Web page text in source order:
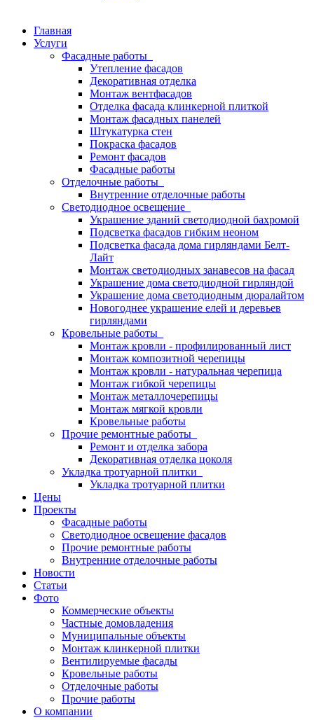
Главная
Услуги
Фасадные работы
Утепление фасадов
Декоративная отделка
Монтаж вентфасадов
Отделка фасада клинкерной плиткой
Монтаж фасадных панелей
Штукатурка стен
Покраска фасадов
Ремонт фасадов
Фасадные работы
Отделочные работы
Внутренние отделочные работы
Светодиодное освещение
Украшение зданий светодиодной бахромой
Подсветка фасадов гибким неоном
Подсветка фасада дома гирляндами Белт-
Лайт
Монтаж светодиодных занавесов на фасад
Украшение дома светодиодной гирляндой
Украшение дома светодиодным дюралайтом
Новогоднее украшение елей и деревьев
гирляндами
Кровельные работы
Монтаж кровли - профилированный лист
Монтаж композитной черепицы
Монтаж кровли - натуральная черепица
Монтаж гибкой черепицы
Монтаж металлочерепицы
Монтаж мягкой кровли
Кровельные работы
Прочие ремонтные работы
Ремонт и отделка забора
Декоративная отделка цоколя
Укладка тротуарной плитки
Укладка тротуарной плитки
Цены
Проекты
Фасадные работы
Светодиодное освещение фасадов
Прочие ремонтные работы
Внутренние отделочные работы
Новости
Статьи
Фото
Коммерческие объекты
Частные домовладения
Муниципальные объекты
Монтаж клинкерной плитки
Вентилируемые фасады
Кровельные работы
Отделочные работы
Прочие работы
О компании